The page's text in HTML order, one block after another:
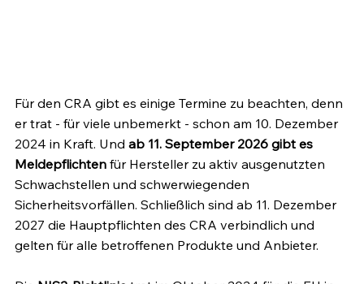
Für den CRA gibt es einige Termine zu beachten, denn
er trat - für viele unbemerkt - schon am 10. Dezember
2024 in Kraft. Und ab 11. September 2026 gibt es
Meldepflichten für Hersteller zu aktiv ausgenutzten
Schwachstellen und schwerwiegenden
Sicherheitsvorfällen. Schließlich sind ab 11. Dezember
2027 die Hauptpflichten des CRA verbindlich und
gelten für alle betroffenen Produkte und Anbieter.